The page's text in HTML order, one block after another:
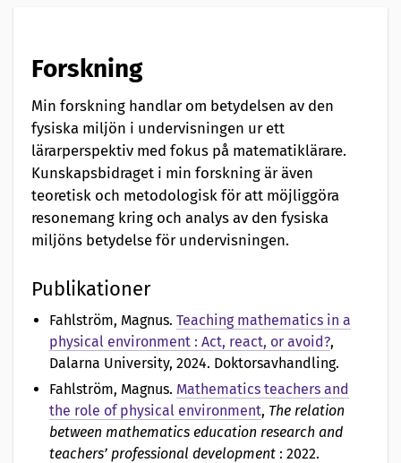
Forskning
Min forskning handlar om betydelsen av den
fysiska miljön i undervisningen ur ett
lärarperspektiv med fokus på matematiklärare.
Kunskapsbidraget i min forskning är även
teoretisk och metodologisk för att möjliggöra
resonemang kring och analys av den fysiska
miljöns betydelse för undervisningen.
Publikationer
Fahlström, Magnus. Teaching mathematics in a
physical environment : Act, react, or avoid?,
Dalarna University, 2024. Doktorsavhandling.
Fahlström, Magnus. Mathematics teachers and
the role of physical environment, The relation
between mathematics education research and
teachers’ professional development : 2022.